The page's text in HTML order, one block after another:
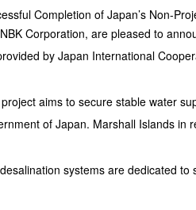
Completion of Japan’s Non-
Corporation, are pleased to
by Japan International
aims to secure stable water
of Japan. Marshall Islands in
systems are dedicated